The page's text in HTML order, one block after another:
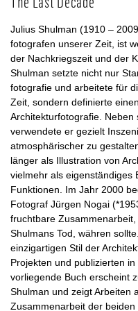
Julius Shulman (1910 –
fotografen unserer Zeit, ist
der Nachkriegszeit und der
Shulman setzte nicht nur
fotografie und arbeitete für
Zeit, sondern definierte
Architekturfotografie. Neben
verwendete er gezielt
atmosphärischer zu
länger als Illustration von
vielmehr als eigenständiges
Funktionen. Im Jahr 2000
Fotograf Jürgen Nogai
fruchtbare
Shulmans Tod, währen
einzigartigen Stil der
Projekten und publizierten
vorliegende Buch erscheint
Shulman und zeigt Arbeiten
Zusammenarbeit der